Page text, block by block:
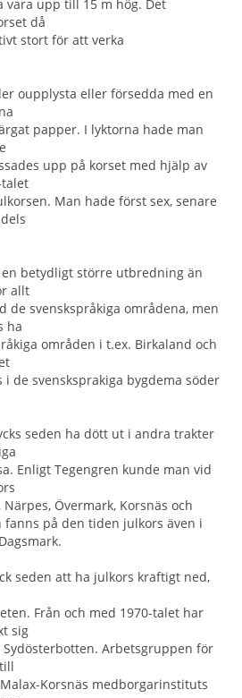
vara upp till 15 m hög. Det
då
stort för att verka
oupplysta eller försedda med en
papper. I lyktorna hade man
upp på korset med hjälp av
talet
Man hade först sex, senare
betydligt större utbredning än
allt
de svenskspråkiga områdena, men
ha
områden i t.ex. Birkaland och
de svensksprakiga bygdema söder
seden ha dött ut i andra trakter
Enligt Tegengren kunde man vid
Övermark, Korsnäs och
fanns på den tiden julkors även i
seden att ha julkors kraftigt ned,
Från och med 1970-talet har
sig
Arbetsgruppen för
Korsnäs medborgarinstituts